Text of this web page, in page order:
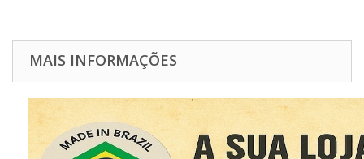
MAIS INFORMAÇÕES